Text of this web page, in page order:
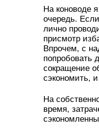
На коноводе
очередь.
лично
присмотр
Впрочем, с
попробовать
сокращение
сэкономить,
На
время,